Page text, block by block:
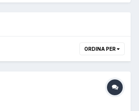
ORDINA PER